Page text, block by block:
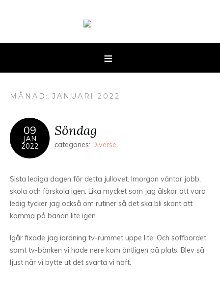
MÅNAD: JANUARI 2022
09
JAN
2022
Söndag
categories: Diverse
Sista lediga dagen för detta jullovet. Imorgon väntar jobb,
skola och förskola igen. Lika mycket som jag älskar att vara
ledig tycker jag också om rutiner så det ska bli skönt att
komma på banan lite igen.
Igår fixade jag iordning tv-rummet uppe lite. Och soffbordet
samt tv-bänken vi hade nere kom äntligen på plats. Blev så
ljust när vi bytte ut det svarta vi haft.